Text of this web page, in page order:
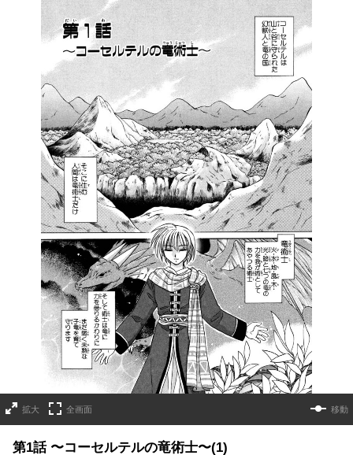
拡大 全画面 移動
第1話 〜コーセルテルの竜術士〜(1)